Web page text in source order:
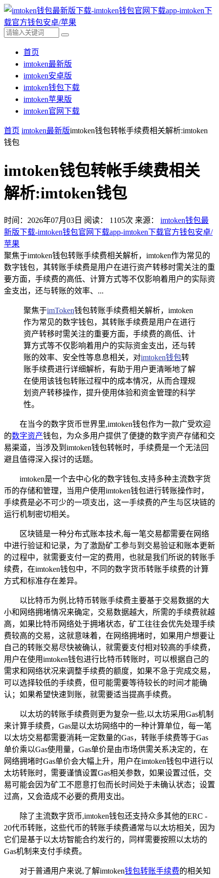
首页
imtoken最新版
imtoken安卓版
imtoken钱包下载
imtoken苹果版
imtoken官网下载
首页 imtoken最新版imtoken钱包转帐手续费相关解析:imtoken
钱包
imtoken钱包转帐手续费相关
解析:imtoken钱包
时间：2026年07月03日 阅读： 1105次 来源： imtoken钱包最
新版下载-imtoken钱包官网下载app-imtoken下载官方钱包安卓/
苹果
聚焦于imtoken钱包转账手续费相关解析，imtoken作为常见的
数字钱包，其转账手续费是用户在进行资产转移时需关注的重
要方面，手续费的高低、计算方式等不仅影响着用户的实际资
金支出，还与转账的效率、...
聚焦于imToken钱包转账手续费相关解析，imtoken
作为常见的数字钱包，其转账手续费是用户在进行
资产转移时需关注的重要方面，手续费的高低、计
算方式等不仅影响着用户的实际资金支出，还与转
账的效率、安全性等息息相关，对imtoken钱包转
账手续费进行详细解析，有助于用户更清晰地了解
在使用该钱包转账过程中的成本情况，从而合理规
划资产转移操作，提升使用体验和资金管理的科学
性。
在当今的数字货币世界里,imtoken钱包作为一款广受欢迎
的数字资产钱包，为众多用户提供了便捷的数字资产存储和交
易渠道，当涉及到imtoken钱包转帐时，手续费是一个无法回
避且值得深入探讨的话题。
imtoken是一个去中心化的数字钱包,支持多种主流数字货
币的存储和管理，当用户使用imtoken钱包进行转账操作时，
手续费是必不可少的一项支出，这一手续费的产生与区块链的
运行机制密切相关。
区块链是一种分布式账本技术,每一笔交易都需要在网络
中进行验证和记录，为了激励矿工参与到交易验证和账本更新
的过程中，就需要支付一定的费用，也就是我们所说的转账手
续费，在imtoken钱包中，不同的数字货币转账手续费的计算
方式和标准存在差异。
以比特币为例,比特币转账手续费主要基于交易数据的大
小和网络拥堵情况来确定，交易数据越大，所需的手续费就越
高，如果比特币网络处于拥堵状态，矿工往往会优先处理手续
费较高的交易，这就意味着，在网络拥堵时，如果用户想要让
自己的转账交易尽快被确认，就需要支付相对较高的手续费，
用户在使用imtoken钱包进行比特币转账时，可以根据自己的
需求和网络状况来调整手续费的额度，如果不急于完成交易，
可以选择较低的手续费，但可能需要等待较长的时间才能确
认；如果希望快速到账，就需要适当提高手续费。
以太坊的转账手续费则更为复杂一些,以太坊采用Gas机制
来计算手续费，Gas是以太坊网络中的一种计算单位，每一笔
以太坊交易都需要消耗一定数量的Gas，转账手续费等于Gas
单价乘以Gas使用量，Gas单价是由市场供需关系决定的，在
网络拥堵时Gas单价会大幅上升，用户在imtoken钱包中进行以
太坊转账时，需要谨慎设置Gas相关参数，如果设置过低，交
易可能会因为矿工不愿意打包而长时间处于未确认状态；设置
过高，又会造成不必要的费用支出。
除了主流数字货币,imtoken钱包还支持众多其他的ERC -
20代币转账，这些代币的转账手续费通常与以太坊相关，因为
它们是基于以太坊智能合约发行的，同样需要按照以太坊的
Gas机制来支付手续费。
对于普通用户来说,了解imtoken钱包转账手续费的相关知